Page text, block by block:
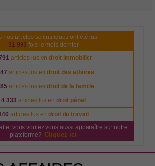
nos articles scientifiques ont été lus
31 993 fois le mois dernier
articles lus endroit immobilier
articles lus endroit des affaires
articles lus endroit de la famille
4 333 articles lus en droit pénal
articles lus en droit du travail
et vous voulez vous aussi apparaître sur notre
plateforme? Cliquez ici